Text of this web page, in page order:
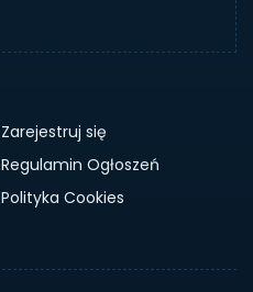
Zarejestruj się
Regulamin Ogłoszeń
Polityka Cookies